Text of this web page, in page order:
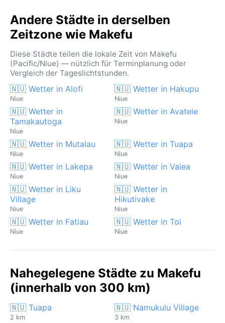
Andere Städte in derselben
Zeitzone wie Makefu
Diese Städte teilen die lokale Zeit von Makefu
(Pacific/Niue) — nützlich für Terminplanung oder
Vergleich der Tageslichtstunden.
🇳🇺 Wetter in Alofi
Niue
🇳🇺 Wetter in Hakupu
Niue
🇳🇺 Wetter in
Tamakautoga
Niue
🇳🇺 Wetter in Avatele
Niue
🇳🇺 Wetter in Mutalau
Niue
🇳🇺 Wetter in Tuapa
Niue
🇳🇺 Wetter in Lakepa
Niue
🇳🇺 Wetter in Vaiea
Niue
🇳🇺 Wetter in Liku
Village
Niue
🇳🇺 Wetter in
Hikutivake
Niue
🇳🇺 Wetter in Fatiau
Niue
🇳🇺 Wetter in Toi
Niue
Nahegelegene Städte zu Makefu
(innerhalb von 300 km)
🇳🇺 Tuapa
2 km
🇳🇺 Namukulu Village
3 km